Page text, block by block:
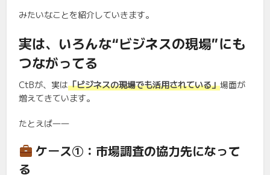
みたいなことを紹介していきます。
実は、いろんな“ビジネスの現場”にも
つながってる
CtBが、実は「ビジネスの現場でも活用されている」場面が
増えてきています。
たとえば――
ケース①：市場調査の協力先になって
る